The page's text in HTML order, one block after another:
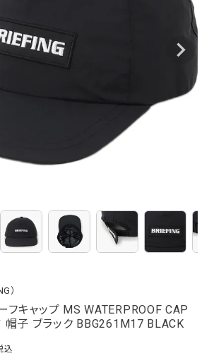
）
フキャップ MS WATERPROOF CAP
帽子 ブラック BBG261M17 BLACK
込